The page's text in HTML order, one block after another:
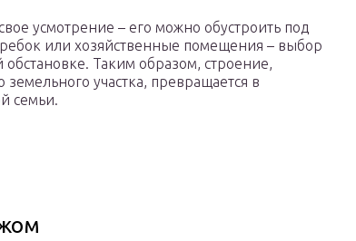
усмотрение – его можно обустроить под
или хозяйственные помещения – выбор
Таким образом, строение,
участка, превращается в
семьи.